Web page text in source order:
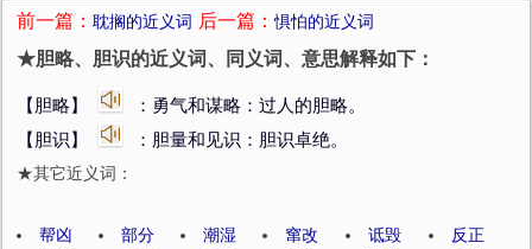
前一篇： 耽搁的近义词 后一篇：惧怕的近义词
★胆略、胆识的近义词、同义词、意思解释如下：
【胆略】
：勇气和谋略：过人的胆略。
【胆识】
：胆量和见识：胆识卓绝。
★其它近义词：
帮凶 部分 潮湿 窜改 诋毁
反正